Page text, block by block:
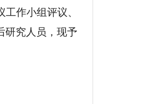
作小组评议、
研究人员，现予